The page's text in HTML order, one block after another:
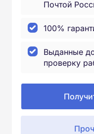
Почтой
100%
Выданные
проверку